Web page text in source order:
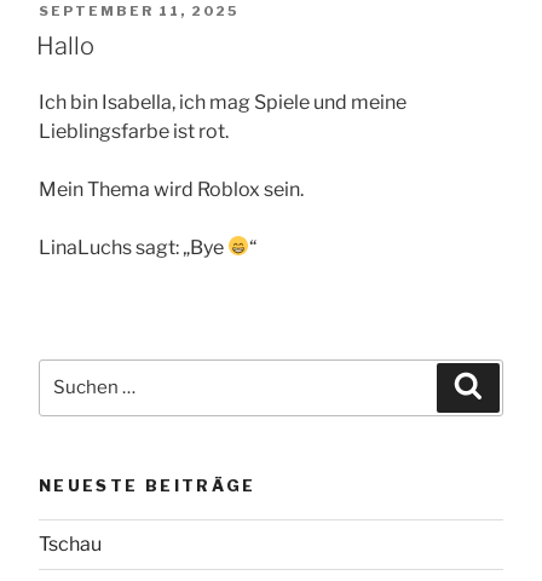
VERÖFFENTLICHT
AM
SEPTEMBER 11, 2025
Hallo
Ich bin Isabella, ich mag Spiele und meine
Lieblingsfarbe ist rot.
Mein Thema wird Roblox sein.
LinaLuchs sagt: „Bye “
nach:
NEUESTE BEITRÄGE
Tschau